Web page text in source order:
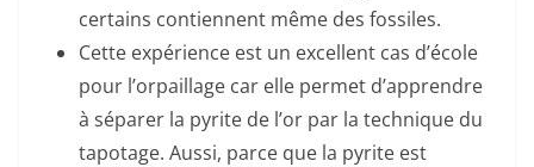
certains contiennent même des fossiles.
Cette expérience est un excellent cas d’école
pour l’orpaillage car elle permet d’apprendre
à séparer la pyrite de l’or par la technique du
tapotage. Aussi, parce que la pyrite est